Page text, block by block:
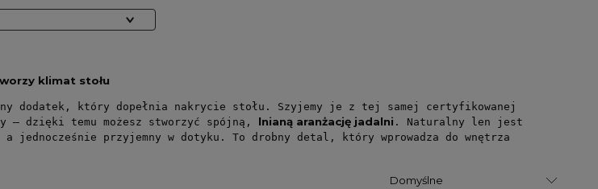
klimat stołu
dodatek, który dopełnia nakrycie stołu. Szyjemy je z tej samej certyfikowanej
dzięki temu możesz stworzyć spójną, lnianą aranżację jadalni . Naturalny len jest
jednocześnie przyjemny w dotyku. To drobny detal, który wprowadza do wnętrza